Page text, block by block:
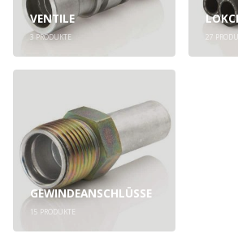
VENTILE
3 PRODUKTE 27
GEWINDEANSCHLÜSSE
15 PRODUKTE